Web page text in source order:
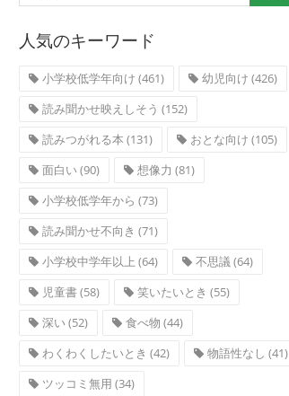
人気のキーワード
小学校低学年向け (461) 幼児向け (426)
読み聞かせ映えしそう (152)
読みつがれる本 (131) おとな向け (105)
面白い(90) 想像力 (81)
小学校低学年から (73)
読み聞かせ不向き (71)
小学校中学年以上 (64) 不思議(64)
児童書(58) 笑いたいとき (55)
深い(52) 食べ物 (44)
わくわくしたいとき (42) 物語性なし (41)
ツッコミ無用 (34)